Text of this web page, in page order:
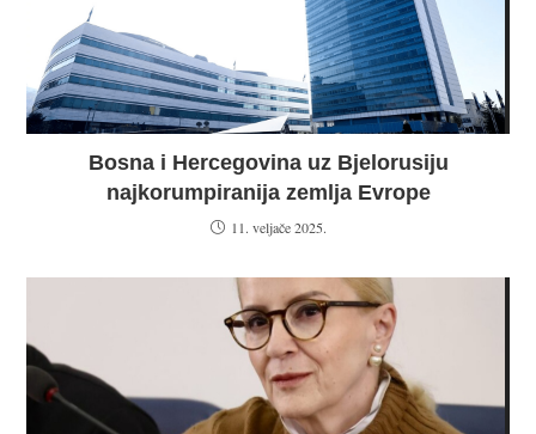
Bosna i Hercegovina uz Bjelorusiju
najkorumpiranija zemlja Evrope
11. veljače 2025.